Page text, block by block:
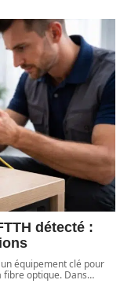
détecté :
équipement clé pour
optique. Dans…